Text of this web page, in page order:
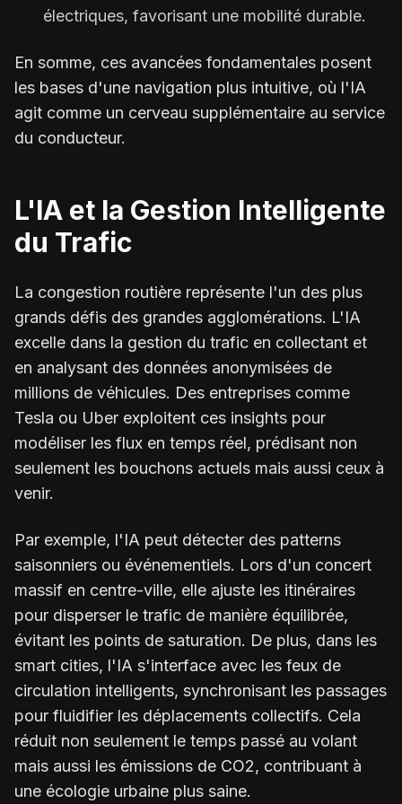
électriques, favorisant une mobilité durable.
En somme, ces avancées fondamentales posent
les bases d'une navigation plus intuitive, où l'IA
agit comme un cerveau supplémentaire au service
du conducteur.
L'IA et la Gestion Intelligente
du Trafic
La congestion routière représente l'un des plus
grands défis des grandes agglomérations. L'IA
excelle dans la gestion du trafic en collectant et
en analysant des données anonymisées de
millions de véhicules. Des entreprises comme
Tesla ou Uber exploitent ces insights pour
modéliser les flux en temps réel, prédisant non
seulement les bouchons actuels mais aussi ceux à
venir.
Par exemple, l'IA peut détecter des patterns
saisonniers ou événementiels. Lors d'un concert
massif en centre-ville, elle ajuste les itinéraires
pour disperser le trafic de manière équilibrée,
évitant les points de saturation. De plus, dans les
smart cities, l'IA s'interface avec les feux de
circulation intelligents, synchronisant les passages
pour fluidifier les déplacements collectifs. Cela
réduit non seulement le temps passé au volant
mais aussi les émissions de CO2, contribuant à
une écologie urbaine plus saine.